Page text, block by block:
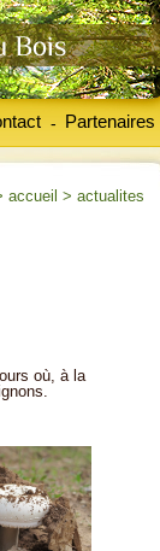
Partenaires
-
accueil > actualites
où, à la